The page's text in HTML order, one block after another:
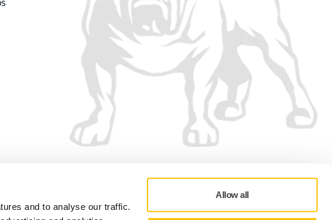
and to analyse our traffic.
Allow all